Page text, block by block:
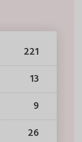
221
13
9
26